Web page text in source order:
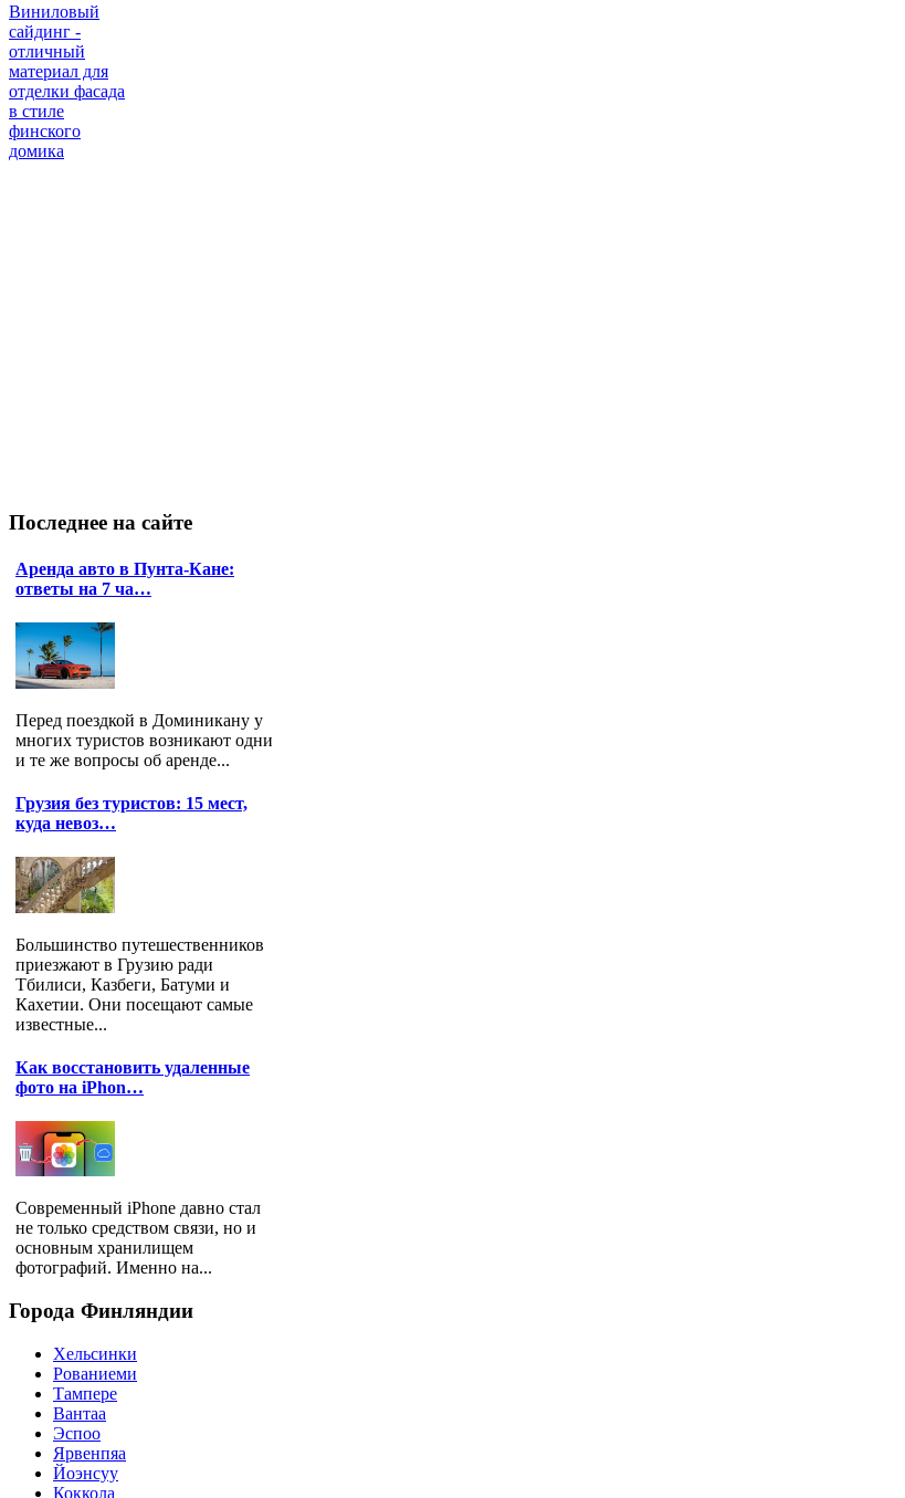
Виниловый
сайдинг -
отличный
материал для
отделки фасада
в стиле
финского
домика
Последнее на сайте
Аренда авто в Пунта-Кане:
ответы на 7 ча…
Перед поездкой в Доминикану у
многих туристов возникают одни
и те же вопросы об аренде...
Грузия без туристов: 15 мест,
куда невоз…
Большинство путешественников
приезжают в Грузию ради
Тбилиси, Казбеги, Батуми и
Кахетии. Они посещают самые
известные...
Как восстановить удаленные
фото на iPhon…
Современный iPhone давно стал
не только средством связи, но и
основным хранилищем
фотографий. Именно на...
Города Финляндии
Хельсинки
Рованиеми
Тампере
Вантаа
Эспоо
Ярвенпяа
Йоэнсуу
Коккола